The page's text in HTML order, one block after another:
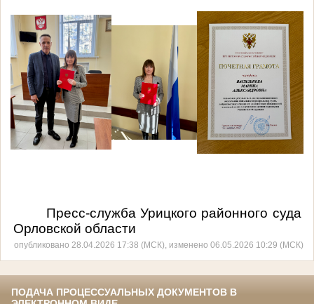
Пресс-служба Урицкого районного суда
Орловской области
опубликовано 28.04.2026 17:38 (МСК), изменено 06.05.2026 10:29 (МСК)
ПОДАЧА ПРОЦЕССУАЛЬНЫХ ДОКУМЕНТОВ В